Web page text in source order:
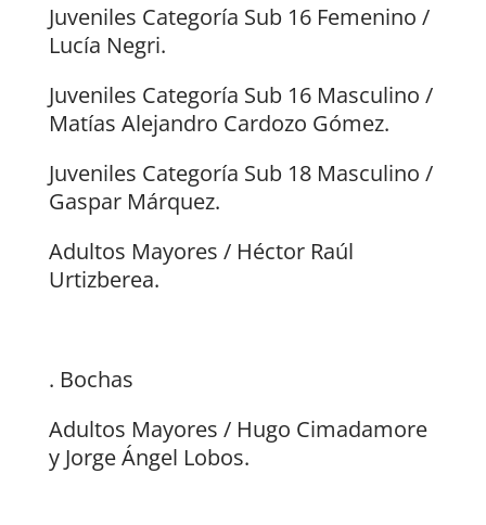
Juveniles Categoría Sub 16 Femenino /
Lucía Negri.
Juveniles Categoría Sub 16 Masculino /
Matías Alejandro Cardozo Gómez.
Juveniles Categoría Sub 18 Masculino /
Gaspar Márquez.
Adultos Mayores / Héctor Raúl
Urtizberea.
. Bochas
Adultos Mayores / Hugo Cimadamore
y Jorge Ángel Lobos.